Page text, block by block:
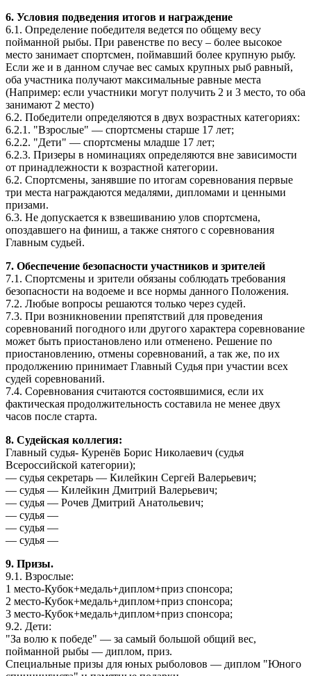
6. Условия подведения итогов и награждение
6.1. Определение победителя ведется по общему весу
пойманной рыбы. При равенстве по весу – более высокое
место занимает спортсмен, поймавший более крупную рыбу.
Если же и в данном случае вес самых крупных рыб равный,
оба участника получают максимальные равные места
(Например: если участники могут получить 2 и 3 место, то оба
занимают 2 место)
6.2. Победители определяются в двух возрастных категориях:
6.2.1. "Взрослые" — спортсмены старше 17 лет;
6.2.2. "Дети" — спортсмены младше 17 лет;
6.2.3. Призеры в номинациях определяются вне зависимости
от принадлежности к возрастной категории.
6.2. Спортсмены, занявшие по итогам соревнования первые
три места награждаются медалями, дипломами и ценными
призами.
6.3. Не допускается к взвешиванию улов спортсмена,
опоздавшего на финиш, а также снятого с соревнования
Главным судьей.
7. Обеспечение безопасности участников и зрителей
7.1. Спортсмены и зрители обязаны соблюдать требования
безопасности на водоеме и все нормы данного Положения.
7.2. Любые вопросы решаются только через судей.
7.3. При возникновении препятствий для проведения
соревнований погодного или другого характера соревнование
может быть приостановлено или отменено. Решение по
приостановлению, отмены соревнований, а так же, по их
продолжению принимает Главный Судья при участии всех
судей соревнований.
7.4. Соревнования считаются состоявшимися, если их
фактическая продолжительность составила не менее двух
часов после старта.
8. Судейская коллегия:
Главный судья- Куренёв Борис Николаевич (судья
Всероссийской категории);
— судья секретарь — Килейкин Сергей Валерьевич;
— судья — Килейкин Дмитрий Валерьевич;
— судья — Рочев Дмитрий Анатольевич;
— судья —
— судья —
— судья —
9. Призы.
9.1. Взрослые:
1 место-Кубок+медаль+диплом+приз спонсора;
2 место-Кубок+медаль+диплом+приз спонсора;
3 место-Кубок+медаль+диплом+приз спонсора;
9.2. Дети:
"За волю к победе" — за самый большой общий вес,
пойманной рыбы — диплом, приз.
Специальные призы для юных рыболовов — диплом "Юного